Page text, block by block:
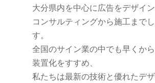
大分県内を中心に広告をデザイン
コンサルティングから施工まで
す。
全国のサイン業の中でも早くか
装置化をすすめ、
私たちは最新の技術と優れたデ